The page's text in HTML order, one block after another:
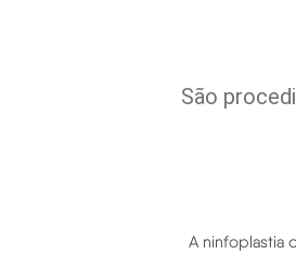
São
A ninfoplastia